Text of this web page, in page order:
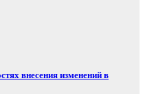
внесения изменений в